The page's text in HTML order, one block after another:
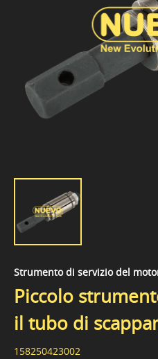
Strumento di servizio del
Piccolo
il tubo di
158250423002